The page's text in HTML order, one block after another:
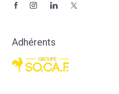
Adhérents